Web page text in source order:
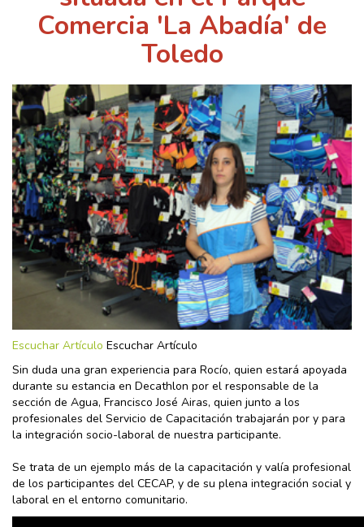
Comercia 'La Abadía' de
Toledo
Escuchar Artículo Escuchar Artículo
Sin duda una gran experiencia para Rocío, quien estará apoyada
durante su estancia en Decathlon por el responsable de la
sección de Agua, Francisco José Airas, quien junto a los
profesionales del Servicio de Capacitación trabajarán por y para
la integración socio-laboral de nuestra participante.
Se trata de un ejemplo más de la capacitación y valía profesional
de los participantes del CECAP, y de su plena integración social y
laboral en el entorno comunitario.